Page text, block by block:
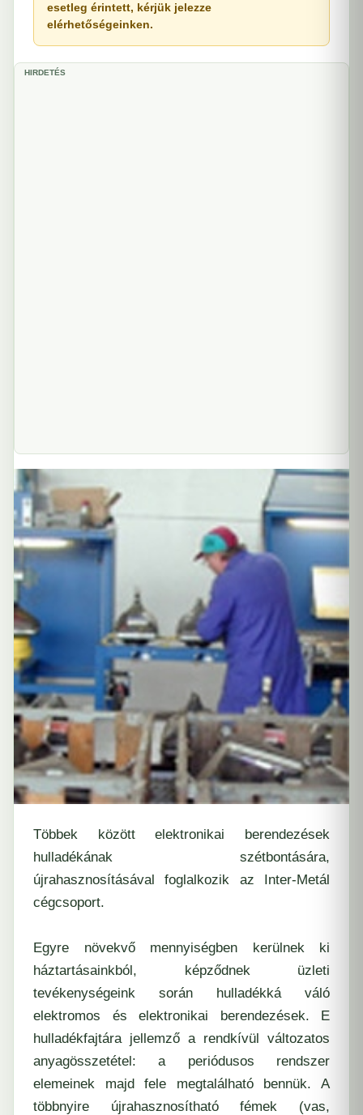
esetleg érintett, kérjük jelezze
elérhetőségeinken.
HIRDETÉS
Többek között elektronikai berendezések
hulladékának szétbontására,
újrahasznosításával foglalkozik az Inter-Metál
cégcsoport.
Egyre növekvő mennyiségben kerülnek ki
háztartásainkból, képződnek üzleti
tevékenységeink során hulladékká váló
elektromos és elektronikai berendezések. E
hulladékfajtára jellemző a rendkívül változatos
anyagösszetétel: a periódusos rendszer
elemeinek majd fele megtalálható bennük. A
többnyire újrahasznosítható fémek (vas,